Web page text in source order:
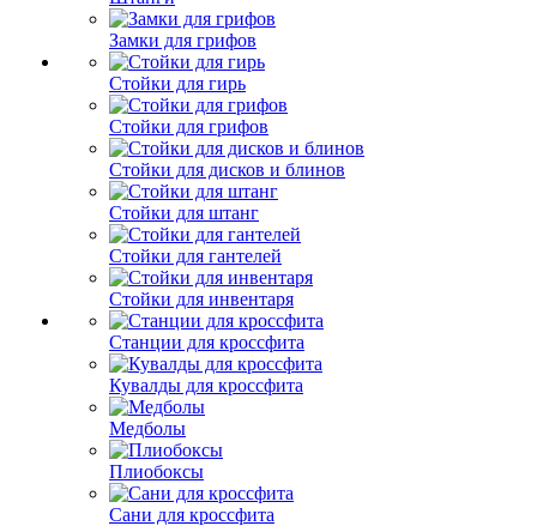
Замки для грифов
Стойки для гирь
Стойки для грифов
Стойки для дисков и блинов
Стойки для штанг
Стойки для гантелей
Стойки для инвентаря
Станции для кроссфита
Кувалды для кроссфита
Медболы
Плиобоксы
Сани для кроссфита